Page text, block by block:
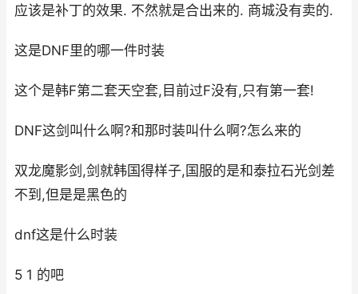
应该是补丁的效果. 不然就是合出来的. 商城没有卖的.
这是DNF里的哪一件时装
这个是韩F第二套天空套,目前过F没有,只有第一套!
DNF这剑叫什么啊?和那时装叫什么啊?怎么来的
双龙魔影剑,剑就韩国得样子,国服的是和泰拉石光剑差
不到,但是是黑色的
dnf这是什么时装
5 1 的吧